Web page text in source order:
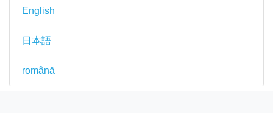
English
日本語
română